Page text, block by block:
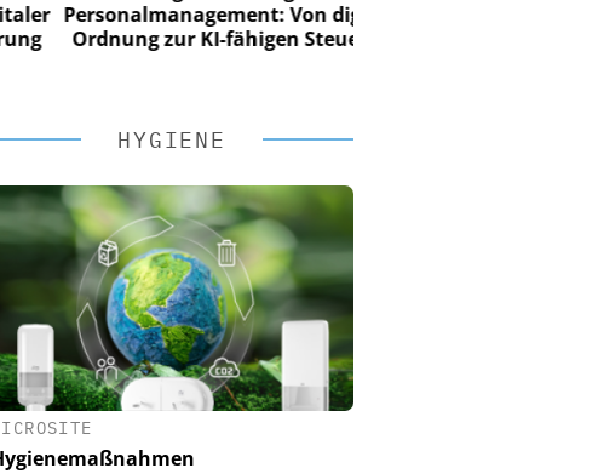
Personalmanagement: Von digitaler
Ordnung zur KI-fähigen Steuerung
HYGIENE